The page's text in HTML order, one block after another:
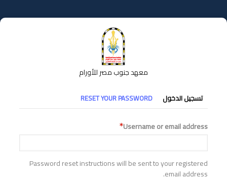
إلى
المحتوى
معهد جنوب مصر للأورام
التبويبات
الأساسية
تسجيل الدخول RESET YOUR PASSWORD
Username or email address
Password reset instructions will be sent to your registered
email address.